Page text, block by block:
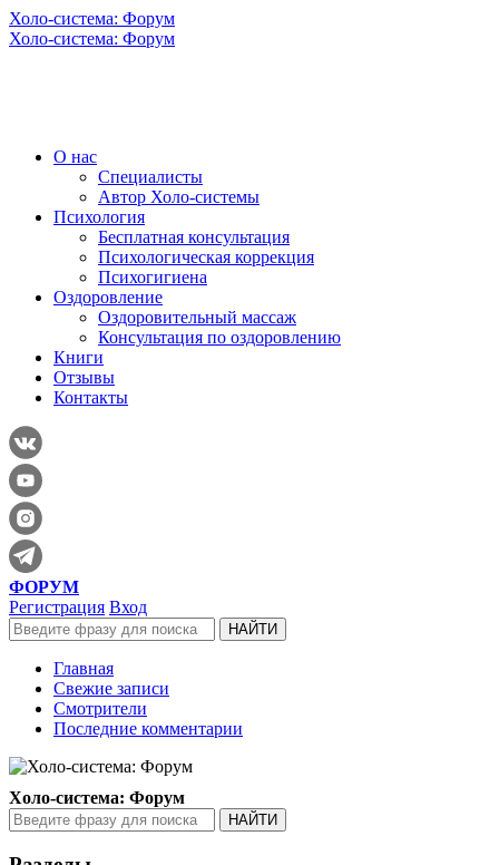
Холо-система: Форум
Холо-система: Форум
О нас
Специалисты
Автор Холо-системы
Психология
Бесплатная консультация
Психологическая коррекция
Психогигиена
Оздоровление
Оздоровительный массаж
Консультация по оздоровлению
Книги
Отзывы
Контакты
ФОРУМ
Регистрация Вход
Главная
Свежие записи
Смотрители
Последние комментарии
Холо-система: Форум